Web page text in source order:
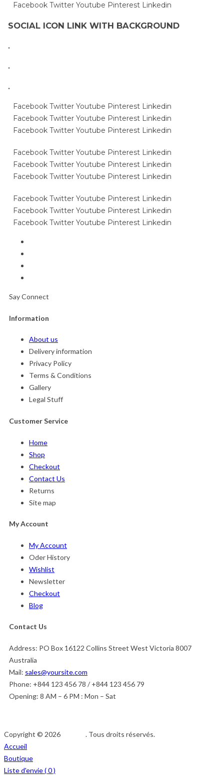
Facebook Twitter Youtube Pinterest Linkedin
SOCIAL ICON LINK WITH BACKGROUND
.
.
.
Facebook Twitter Youtube Pinterest Linkedin
Facebook Twitter Youtube Pinterest Linkedin
Facebook Twitter Youtube Pinterest Linkedin
Facebook Twitter Youtube Pinterest Linkedin
Facebook Twitter Youtube Pinterest Linkedin
Facebook Twitter Youtube Pinterest Linkedin
Facebook Twitter Youtube Pinterest Linkedin
Facebook Twitter Youtube Pinterest Linkedin
Facebook Twitter Youtube Pinterest Linkedin
Say Connect
Information
About us
Delivery information
Privacy Policy
Terms & Conditions
Gallery
Legal Stuff
Customer Service
Home
Shop
Checkout
Contact Us
Returns
Site map
My Account
My Account
Oder History
Wishlist
Newsletter
Checkout
Blog
Contact Us
Address: PO Box 16122 Collins Street West Victoria 8007
Australia
Mail: sales@yoursite.com
Phone: +844 123 456 78 / +844 123 456 79
Opening: 8 AM – 6 PM : Mon – Sat
Copyright © 2026
. Tous droits réservés.
Accueil
Boutique
Liste d'envie (0)